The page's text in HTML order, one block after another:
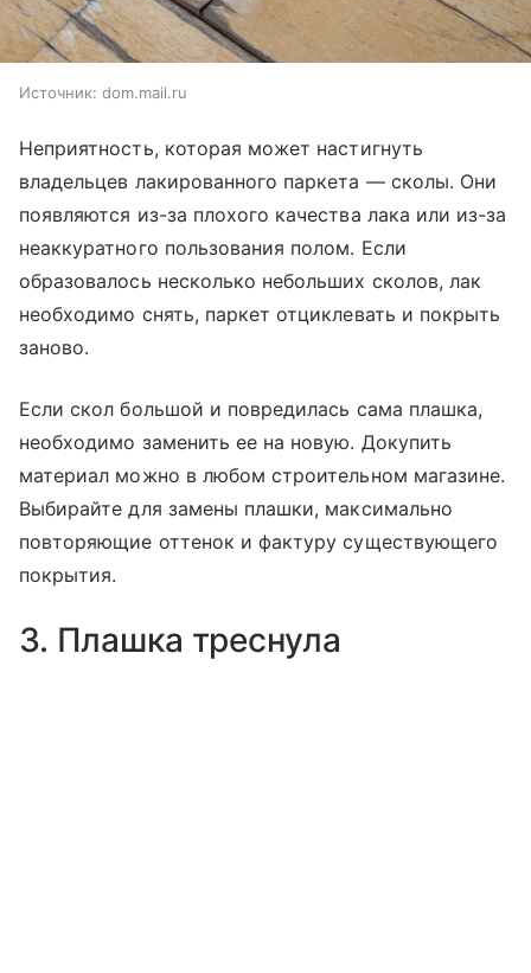
Источник: dom.mail.ru
Неприятность, которая может настигнуть
владельцев лакированного паркета — сколы. Они
появляются из-за плохого качества лака или из-за
неаккуратного пользования полом. Если
образовалось несколько небольших сколов, лак
необходимо снять, паркет отциклевать и покрыть
заново.
Если скол большой и повредилась сама плашка,
необходимо заменить ее на новую. Докупить
материал можно в любом строительном магазине.
Выбирайте для замены плашки, максимально
повторяющие оттенок и фактуру существующего
покрытия.
3. Плашка треснула